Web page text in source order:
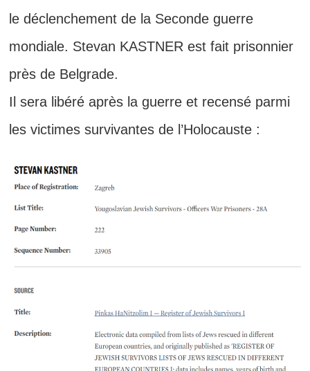
le déclenchement de la Seconde guerre
mondiale. Stevan KASTNER est fait prisonnier
près de Belgrade.
Il sera libéré après la guerre et recensé parmi
les victimes survivantes de l’Holocauste :